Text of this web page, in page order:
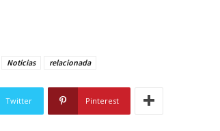
Noticias relacionada
Twitter Pinterest